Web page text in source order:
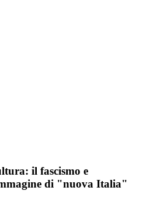
il fascismo e
di "nuova Italia"